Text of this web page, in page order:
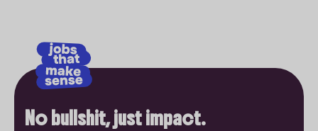
No bullshit, just impact.